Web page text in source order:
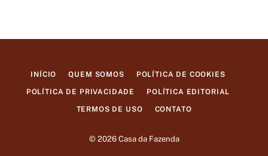
INÍCIO QUEM SOMOS POLÍTICA DE COOKIES
POLÍTICA DE PRIVACIDADE POLÍTICA EDITORIAL
TERMOS DE USO CONTATO
© 2026 Casa da Fazenda